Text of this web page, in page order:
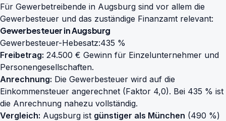
Für Gewerbetreibende in Augsburg sind vor allem die
Gewerbesteuer und das zuständige Finanzamt relevant:
Gewerbesteuer in Augsburg
Gewerbesteuer-Hebesatz:435 %
Freibetrag: 24.500 € Gewinn für Einzelunternehmer und
Personengesellschaften.
Anrechnung: Die Gewerbesteuer wird auf die
Einkommensteuer angerechnet (Faktor 4,0). Bei 435 % ist
die Anrechnung nahezu vollständig.
Vergleich: Augsburg ist günstiger als München (490 %)